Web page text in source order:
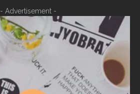
- Advertisement -